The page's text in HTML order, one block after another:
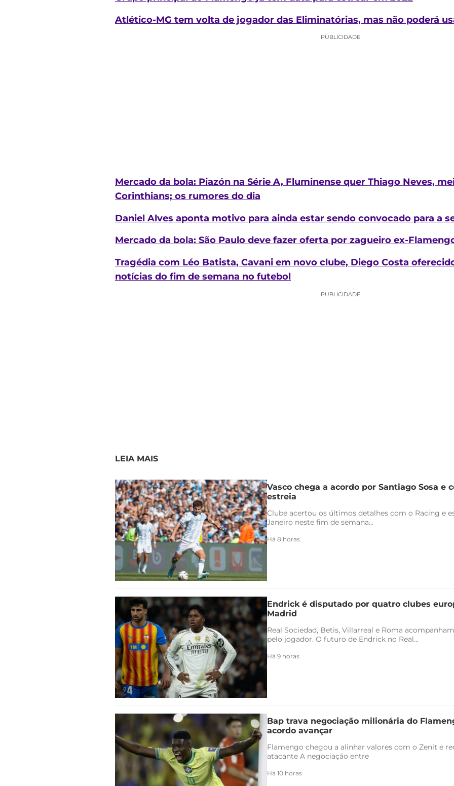
Atlético-MG tem volta de jogador das Eliminatórias, mas não poderá
PUBLICIDADE
Mercado da bola: Piazón na Série A, Fluminense quer Thiago Neves,
Corinthians; os rumores do dia
Daniel Alves aponta motivo para ainda estar sendo convocado para a
Mercado da bola: São Paulo deve fazer oferta por zagueiro ex-
Tragédia com Léo Batista, Cavani em novo clube, Diego Costa
notícias do fim de semana no futebol
PUBLICIDADE
LEIA MAIS
Vasco chega a acordo por Santiago Sosa e
estreia
Clube acertou os últimos detalhes com o Racing e
Janeiro neste fim de semana...
Há 8 horas
Endrick é disputado por quatro clubes
Madrid
Real Sociedad, Betis, Villarreal e Roma
pelo jogador. O futuro de Endrick no Real...
Há 9 horas
Bap trava negociação milionária do
acordo avançar
Flamengo chegou a alinhar valores com o Zenit e
atacante A negociação entre
Há 10 horas